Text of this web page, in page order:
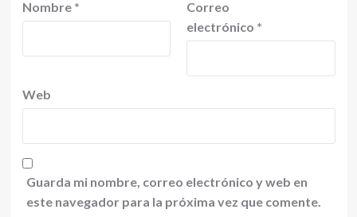
Nombre *
Correo
electrónico *
Web
Guarda mi nombre, correo electrónico y web en
este navegador para la próxima vez que comente.